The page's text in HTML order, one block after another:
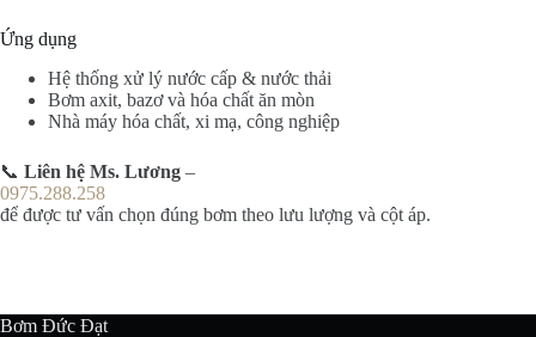
Ứng dụng
Hệ thống xử lý nước cấp & nước thải
Bơm axit, bazơ và hóa chất ăn mòn
Nhà máy hóa chất, xi mạ, công nghiệp
📞 Liên hệ Ms. Lương –
0975.288.258
để được tư vấn chọn đúng bơm theo lưu lượng và cột áp.
Bơm Đức Đạt